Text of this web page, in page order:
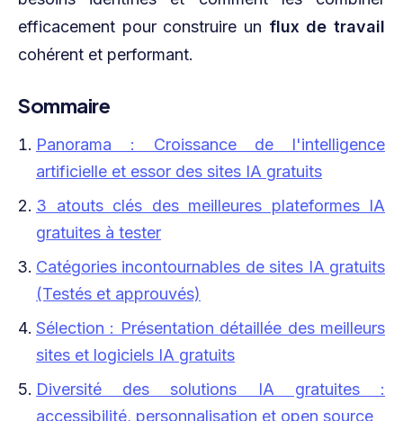
efficacement pour construire un flux de travail
cohérent et performant.
Sommaire
Panorama : Croissance de l'intelligence
artificielle et essor des sites IA gratuits
3 atouts clés des meilleures plateformes IA
gratuites à tester
Catégories incontournables de sites IA gratuits
(Testés et approuvés)
Sélection : Présentation détaillée des meilleurs
sites et logiciels IA gratuits
Diversité des solutions IA gratuites :
accessibilité, personnalisation et open source